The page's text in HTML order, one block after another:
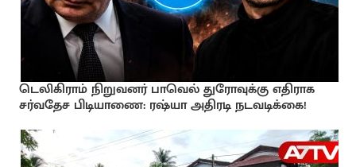
டெலிகிராம் நிறுவனர் பாவெல் துரோவுக்கு எதிராக
சர்வதேச பிடியாணை: ரஷ்யா அதிரடி நடவடிக்கை!